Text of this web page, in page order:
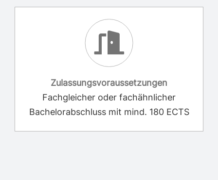
Zulassungsvoraussetzungen
Fachgleicher oder fachähnlicher
Bachelorabschluss mit mind. 180 ECTS